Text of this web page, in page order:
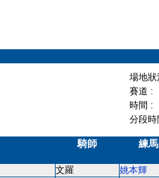
場地
賽道 :
時間 :
分段
騎師 練
文羅 姚本輝